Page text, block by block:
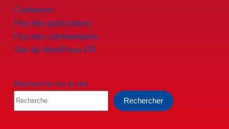
Connexion
Flux des publications
Flux des commentaires
Site de WordPress-FR
Rechercher sur le site
Rechercher